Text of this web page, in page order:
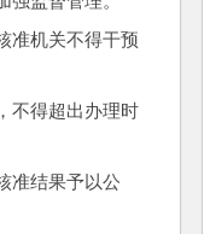
准机关不得干预
不得超出办理时
准结果予以公